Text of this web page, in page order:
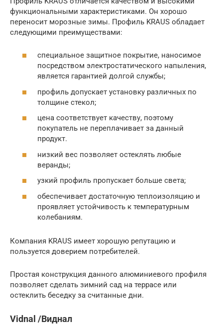
функциональными характеристиками. Он хорошо
переносит морозные зимы. Профиль KRAUS обладает
следующими преимуществами:
специальное защитное покрытие, наносимое
посредством электростатического напыления,
является гарантией долгой службы;
профиль допускает установку различных по
толщине стекол;
цена соответствует качеству, поэтому
покупатель не переплачивает за данный
продукт.
низкий вес позволяет остеклять любые
веранды;
узкий профиль пропускает больше света;
обеспечивает достаточную теплоизоляцию и
проявляет устойчивость к температурным
колебаниям.
Компания KRAUS имеет хорошую репутацию и
пользуется доверием потребителей.
Простая конструкция данного алюминиевого профиля
позволяет сделать зимний сад на террасе или
остеклить беседку за считанные дни.
Vidnal /Виднал